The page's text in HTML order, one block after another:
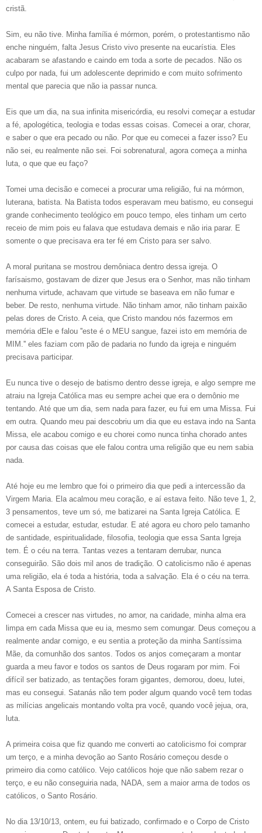
cristã.
Sim, eu não tive. Minha família é mórmon, porém, o protestantismo não
enche ninguém, falta Jesus Cristo vivo presente na eucarístia. Eles
acabaram se afastando e caindo em toda a sorte de pecados. Não os
culpo por nada, fui um adolescente deprimido e com muito sofrimento
mental que parecia que não ia passar nunca.
Eis que um dia, na sua infinita misericórdia, eu resolvi começar a estudar
a fé, apologética, teologia e todas essas coisas. Comecei a orar, chorar,
e saber o que era pecado ou não. Por que eu comecei a fazer isso? Eu
não sei, eu realmente não sei. Foi sobrenatural, agora começa a minha
luta, o que que eu faço?
Tomei uma decisão e comecei a procurar uma religião, fui na mórmon,
luterana, batista. Na Batista todos esperavam meu batismo, eu consegui
grande conhecimento teológico em pouco tempo, eles tinham um certo
receio de mim pois eu falava que estudava demais e não iria parar. E
somente o que precisava era ter fé em Cristo para ser salvo.
A moral puritana se mostrou demôniaca dentro dessa igreja. O
farísaismo, gostavam de dizer que Jesus era o Senhor, mas não tinham
nenhuma virtude, achavam que virtude se baseava em não fumar e
beber. De resto, nenhuma virtude. Não tinham amor, não tinham paixão
pelas dores de Cristo. A ceia, que Cristo mandou nós fazermos em
memória dEle e falou ''este é o MEU sangue, fazei isto em memória de
MIM.'' eles faziam com pão de padaria no fundo da igreja e ninguém
precisava participar.
Eu nunca tive o desejo de batismo dentro desse igreja, e algo sempre me
atraiu na Igreja Católica mas eu sempre achei que era o demônio me
tentando. Até que um dia, sem nada para fazer, eu fui em uma Missa. Fui
em outra. Quando meu pai descobriu um dia que eu estava indo na Santa
Missa, ele acabou comigo e eu chorei como nunca tinha chorado antes
por causa das coisas que ele falou contra uma religião que eu nem sabia
nada.
Até hoje eu me lembro que foi o primeiro dia que pedi a intercessão da
Virgem Maria. Ela acalmou meu coração, e aí estava feito. Não teve 1, 2,
3 pensamentos, teve um só, me batizarei na Santa Igreja Católica. E
comecei a estudar, estudar, estudar. E até agora eu choro pelo tamanho
de santidade, espiritualidade, filosofia, teologia que essa Santa Igreja
tem. É o céu na terra. Tantas vezes a tentaram derrubar, nunca
conseguirão. São dois mil anos de tradição. O catolicismo não é apenas
uma religião, ela é toda a história, toda a salvação. Ela é o céu na terra.
A Santa Esposa de Cristo.
Comecei a crescer nas virtudes, no amor, na caridade, minha alma era
limpa em cada Missa que eu ia, mesmo sem comungar. Deus começou a
realmente andar comigo, e eu sentia a proteção da minha Santíssima
Mãe, da comunhão dos santos. Todos os anjos começaram a montar
guarda a meu favor e todos os santos de Deus rogaram por mim. Foi
difícil ser batizado, as tentações foram gigantes, demorou, doeu, lutei,
mas eu consegui. Satanás não tem poder algum quando você tem todas
as milícias angelicais montando volta pra você, quando você jejua, ora,
luta.
A primeira coisa que fiz quando me converti ao catolicismo foi comprar
um terço, e a minha devoção ao Santo Rosário começou desde o
primeiro dia como católico. Vejo católicos hoje que não sabem rezar o
terço, e eu não conseguiria nada, NADA, sem a maior arma de todos os
católicos, o Santo Rosário.
No dia 13/10/13, ontem, eu fui batizado, confirmado e o Corpo de Cristo